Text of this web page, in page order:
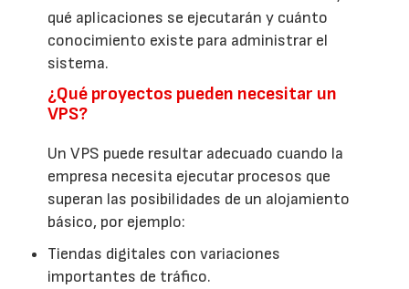
qué aplicaciones se ejecutarán y cuánto
conocimiento existe para administrar el
sistema.
¿Qué proyectos pueden necesitar un
VPS?
Un VPS puede resultar adecuado cuando la
empresa necesita ejecutar procesos que
superan las posibilidades de un alojamiento
básico, por ejemplo:
Tiendas digitales con variaciones
importantes de tráfico.